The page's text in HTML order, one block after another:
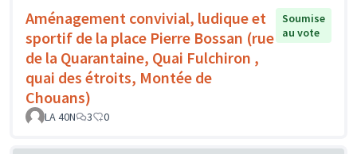
Aménagement convivial, ludique et
sportif de la place Pierre Bossan (rue
de la Quarantaine, Quai Fulchiron ,
quai des étroits, Montée de
Chouans)
Soumise
au vote
LA 40N 3 0